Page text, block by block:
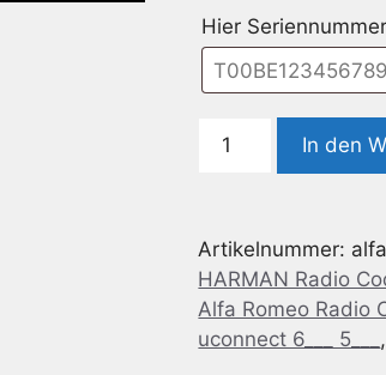
Hier
Radio
Alfa
Romeo
Harman
Uconnect
In den
Artikelnummer:
HARMAN Radio
Alfa Romeo Radio
uconnect 6___ 5___ ,